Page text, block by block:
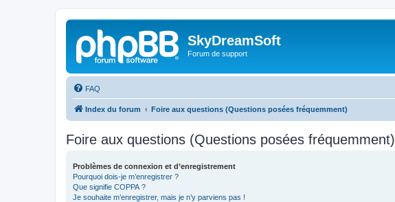
SkyDreamSoft
Forum de support
FAQ
Index du forum Foire aux questions (Questions posées fréquemment)
Foire aux questions (Questions posées fréquemment)
Problèmes de connexion et d’enregistrement
Pourquoi dois-je m’enregistrer ?
Que signifie COPPA ?
Je souhaite m’enregistrer, mais je n’y parviens pas !